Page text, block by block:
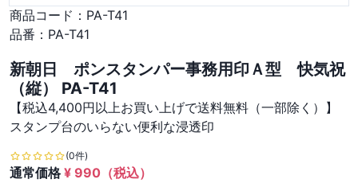
商品コード： PA-T41
品番： PA-T41
新朝日 ポンスタンパー事務用印Ａ型 快気祝
（縦） PA-T41
【税込4,400円以上お買い上げで送料無料（一部除く）】
スタンプ台のいらない便利な浸透印
(0件)
通常価格¥ 990 （税込）